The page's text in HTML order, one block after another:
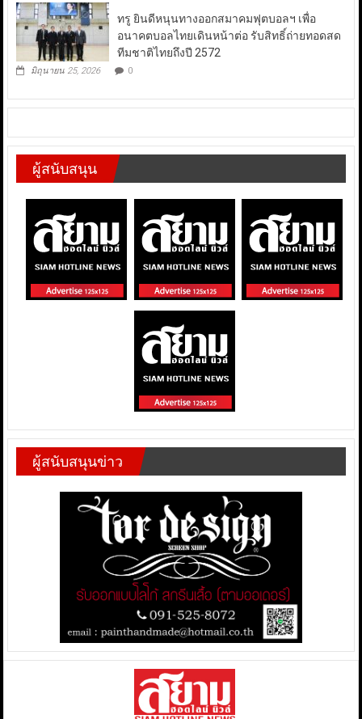
ทรู ยินดีหนุนทางออกสมาคมฟุตบอลฯ เพื่อ
อนาคตบอลไทยเดินหน้าต่อ รับสิทธิ์ถ่ายทอดสด
ทีมชาติไทยถึงปี 2572
มิถุนายน 25, 2026 0
ผู้สนับสนุน
ผู้สนับสนุนข่าว